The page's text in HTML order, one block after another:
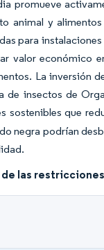
promueve
animal y
para
valor económico
La inversión
de insectos de
sostenibles que
negra podrían
las